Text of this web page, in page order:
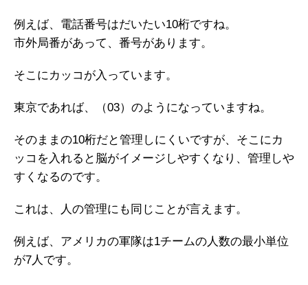
例えば、電話番号はだいたい10桁ですね。
市外局番があって、番号があります。
そこにカッコが入っています。
東京であれば、（03）のようになっていますね。
そのままの10桁だと管理しにくいですが、そこにカ
ッコを入れると脳がイメージしやすくなり、管理しや
すくなるのです。
これは、人の管理にも同じことが言えます。
例えば、アメリカの軍隊は1チームの人数の最小単位
が7人です。